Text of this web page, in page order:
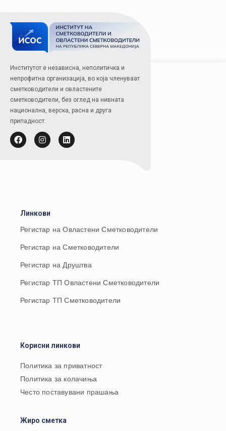
Институтот е независна, неполитичка и
непрофитна организација, во која членуваат
сметководители и овластените
сметководители, без оглед на нивната
национална, верска, расна и друга
припадност.
Линкови
Регистар на Овластени Сметководители
Регистар на Сметководители
Регистар на Друштва
Регистар ТП Овластени Сметководители
Регистар ТП Сметководители
Корисни линкови
Политика за приватност
Политика за колачиња
Често поставувани прашања
Жиро сметка